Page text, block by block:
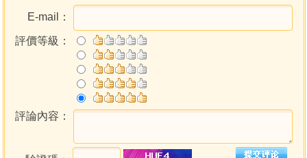
阿彌陀佛真實化身──恰美仁波切
大手印、大圓滿‧雙運覺受指導
修法的加持將如大雨滂沱
必能一生成就菩提
第17世大寶法王
第4世蔣貢康楚仁波切
──共同推薦──
E-mail：
評價等級：
評論內容：